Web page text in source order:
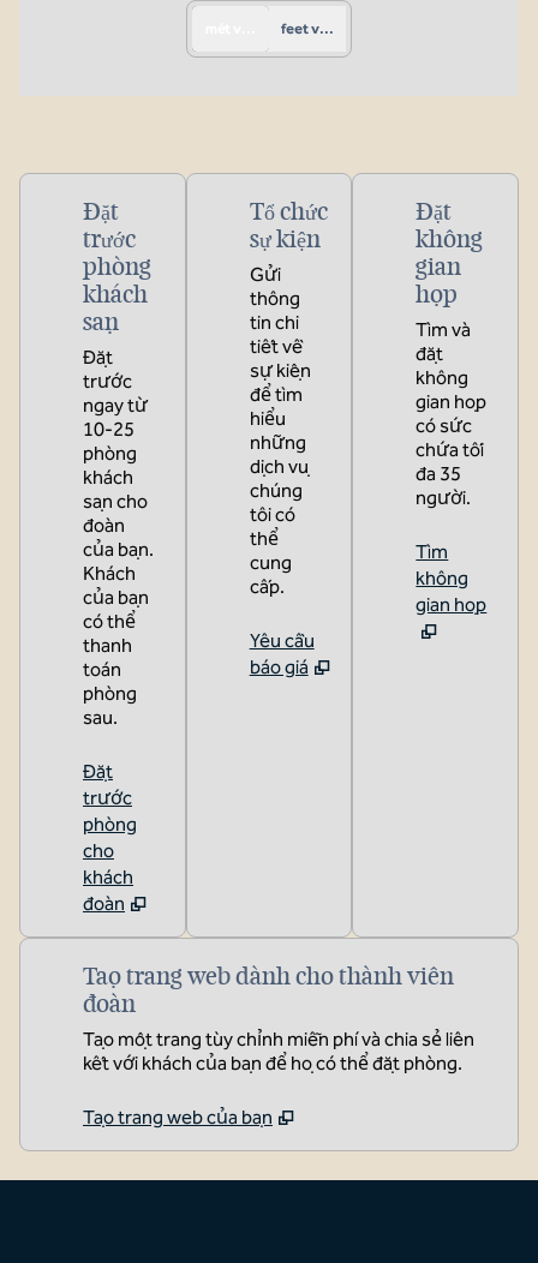
feet vuông
Đặt
trước
phòng
khách
sạn
Đặt
trước
ngay từ
10-25
phòng
khách
sạn cho
đoàn
của bạn.
Khách
của bạn
có thể
thanh
toán
phòng
sau.
Đặt
trước
phòng
cho
khách
đoàn
Tổ chức
sự kiện
Gửi
thông
tin chi
tiết về
sự kiện
để tìm
hiểu
những
dịch vụ
chúng
tôi có
thể
cung
cấp.
Yêu cầu
báo giá
Đặt
không
gian
họp
Tìm và
đặt
không
gian họp
có sức
chứa tối
đa 35
người.
Tìm
không
gian họp
Tạo trang web dành cho thành viên
đoàn
Tạo một trang tùy chỉnh miễn phí và chia sẻ liên
kết với khách của bạn để họ có thể đặt phòng.
Tạo trang web của bạn